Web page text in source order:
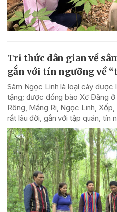
Tri thức dân gian về
gắn với tín ngưỡng về
Sâm Ngọc Linh là loại cây dược
tặng; được đồng bào Xơ Đăng
Rông, Măng Ri, Ngọc Linh,
rất lâu đời, gắn với tập quán, tín